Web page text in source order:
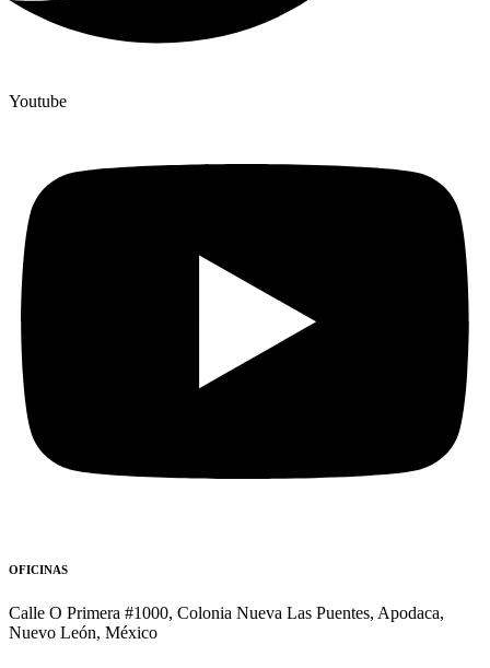
Youtube
OFICINAS
Calle O Primera #1000, Colonia Nueva Las Puentes, Apodaca,
Nuevo León, México